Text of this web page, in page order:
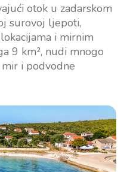
otok u zadarskom
surovoj ljepoti,
i mirnim
9 km², nudi mnogo
i podvodne